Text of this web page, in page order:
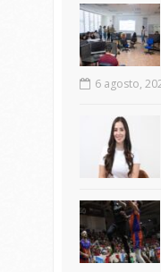
6 agosto,